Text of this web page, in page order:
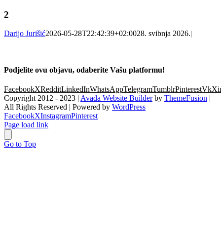
2
Darijo Jurišić2026-05-28T22:42:39+02:0028. svibnja 2026.|
Podjelite ovu objavu, odaberite Vašu platformu!
FacebookXRedditLinkedInWhatsAppTelegramTumblrPinterestVk
Copyright 2012 - 2023 | Avada Website Builderby ThemeFusion |
All Rights Reserved | Powered by WordPress
FacebookXInstagramPinterest
Page load link
Go to Top